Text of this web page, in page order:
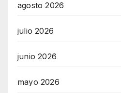
agosto 2026
julio 2026
junio 2026
mayo 2026